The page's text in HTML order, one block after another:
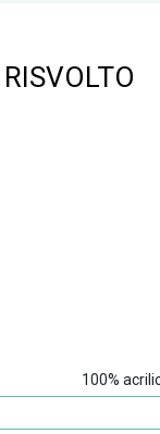
100%